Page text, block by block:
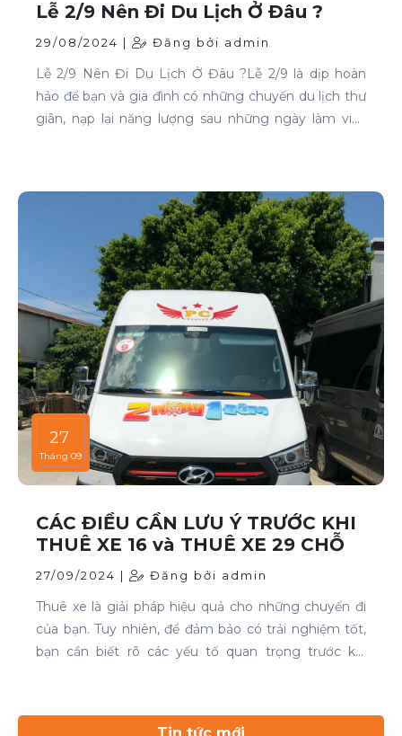
Lễ 2/9 Nên Đi Du Lịch Ở Đâu ?
29/08/2024 | Đăng bởi admin
Lễ 2/9 Nên Đi Du Lịch Ở Đâu ?Lễ 2/9 là dịp hoàn
hảo để bạn và gia đình có những chuyến du lịch thư
giãn, nạp lại năng lượng sau những ngày làm việc
27
Tháng 09
CÁC ĐIỀU CẦN LƯU Ý TRƯỚC KHI
THUÊ XE 16 và THUÊ XE 29 CHỖ
27/09/2024 | Đăng bởi admin
Thuê xe là giải pháp hiệu quả cho những chuyến đi
của bạn. Tuy nhiên, để đảm bảo có trải nghiệm tốt,
bạn cần biết rõ các yếu tố quan trọng trước khi
dịch vụ thuê xe uy tín, hãy liên hệ với Thuê xe Phong
Tin tức mới